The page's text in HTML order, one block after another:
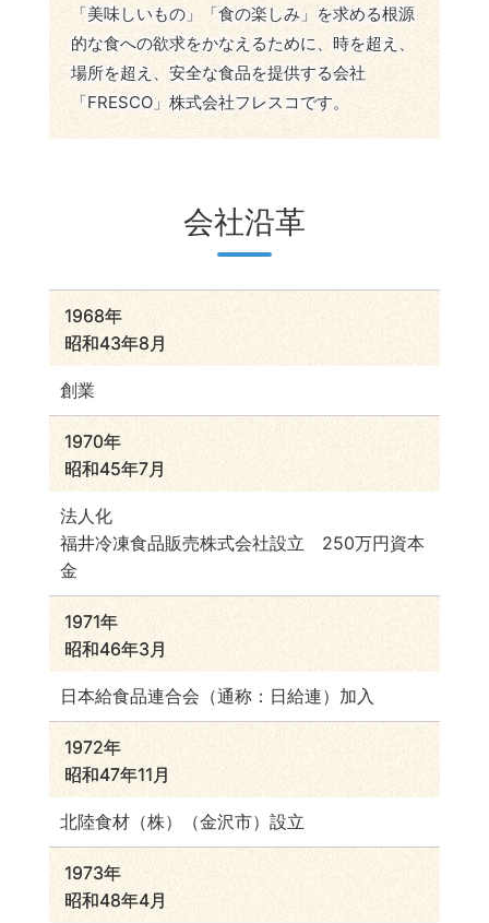
「美味しいもの」「食の楽しみ」を求める根源
的な食への欲求をかなえるために、時を超え、
場所を超え、安全な食品を提供する会社
「FRESCO」株式会社フレスコです。
会社沿革
1968年
昭和43年8月
創業
1970年
昭和45年7月
法人化
福井冷凍食品販売株式会社設立 250万円資本
金
1971年
昭和46年3月
日本給食品連合会（通称：日給連）加入
1972年
昭和47年11月
北陸食材（株）（金沢市）設立
1973年
昭和48年4月